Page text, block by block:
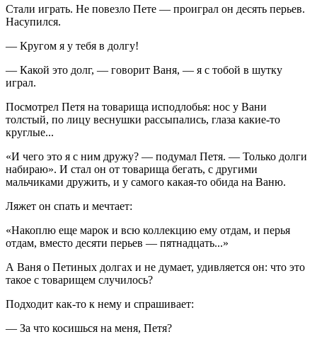
Стали играть. Не повезло Пете — проиграл он десять перьев.
Насупился.
— Кругом я у тебя в долгу!
— Какой это долг, — говорит Ваня, — я с тобой в шутку
играл.
Посмотрел Петя на товарища исподлобья: нос у Вани
толстый, по лицу веснушки рассыпались, глаза какие-то
круглые...
«И чего это я с ним дружу? — подумал Петя. — Только долги
набираю». И стал он от товарища бегать, с другими
мальчиками дружить, и у самого какая-то обида на Ваню.
Ляжет он спать и мечтает:
«Накоплю еще марок и всю коллекцию ему отдам, и перья
отдам, вместо десяти перьев — пятнадцать...»
А Ваня о Петиных долгах и не думает, удивляется он: что это
такое с товарищем случилось?
Подходит как-то к нему и спрашивает:
— За что косишься на меня, Петя?